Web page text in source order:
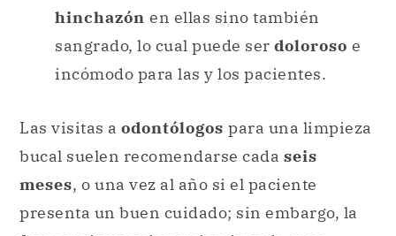
hinchazón en ellas sino también
sangrado, lo cual puede ser doloroso e
incómodo para las y los pacientes.
Las visitas a odontólogos para una limpieza
bucal suelen recomendarse cada seis
meses, o una vez al año si el paciente
presenta un buen cuidado; sin embargo, la